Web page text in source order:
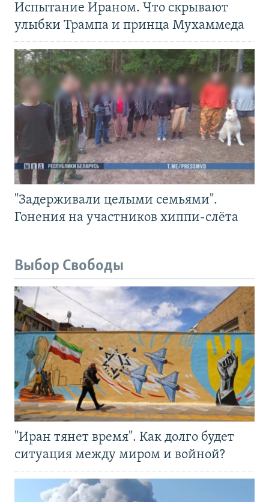
Испытание Ираном. Что скрывают
улыбки Трампа и принца Мухаммеда
"Задерживали целыми семьями".
Гонения на участников хиппи-слёта
Выбор Свободы
"Иран тянет время". Как долго будет
ситуация между миром и войной?